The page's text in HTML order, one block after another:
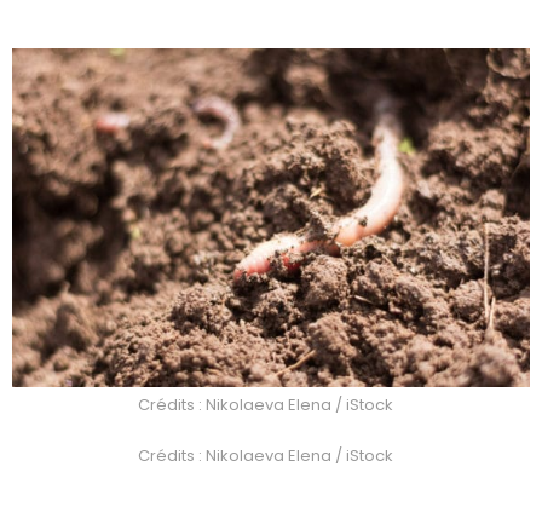
Crédits : Nikolaeva Elena / iStock
Crédits : Nikolaeva Elena / iStock